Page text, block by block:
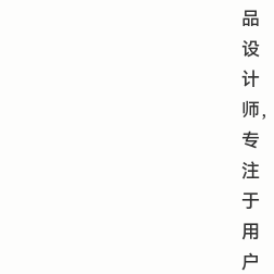
品
设
计
师，
专
注
于
用
户